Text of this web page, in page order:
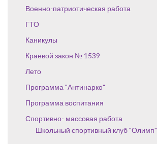
Военно-патриотическая работа
ГТО
Каникулы
Краевой закон № 1539
Лето
Программа "Антинарко"
Программа воспитания
Спортивно- массовая работа
Школьный спортивный клуб "Олимп"